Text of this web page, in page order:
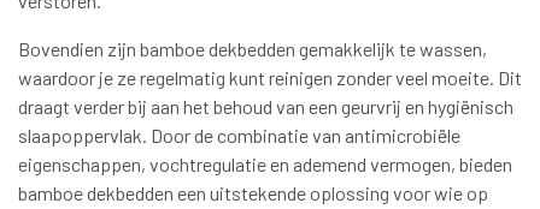
Bovendien zijn bamboe dekbedden gemakkelijk te wassen,
waardoor je ze regelmatig kunt reinigen zonder veel moeite. Dit
draagt verder bij aan het behoud van een geurvrij en hygiënisch
slaapoppervlak. Door de combinatie van antimicrobiële
eigenschappen, vochtregulatie en ademend vermogen, bieden
bamboe dekbedden een uitstekende oplossing voor wie op